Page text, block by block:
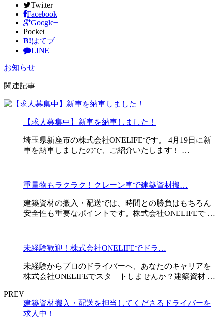
Twitter
Facebook
Google+
Pocket
B!はてブ
LINE
お知らせ
関連記事
【求人募集中】新車を納車しました！
埼玉県新座市の株式会社ONELIFEです。 4月19日に新
車を納車しましたので、ご紹介いたします！ …
重量物もラクラク！クレーン車で建築資材搬…
建築資材の搬入・配送では、時間との勝負はもちろん
安全性も重要なポイントです。株式会社ONELIFEで …
未経験歓迎！株式会社ONELIFEでドラ…
未経験からプロのドライバーへ、あなたのキャリアを
株式会社ONELIFEでスタートしませんか？建築資材 …
PREV
建築資材搬入・配送を担当してくださるドライバーを
求人中！